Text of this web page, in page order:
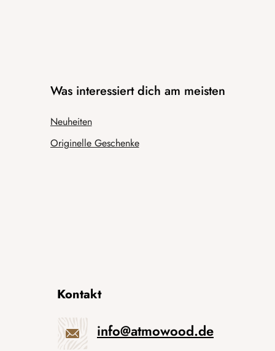
Was interessiert dich am meisten
Neuheiten
Originelle Geschenke
Kontakt
info@atmowood.de